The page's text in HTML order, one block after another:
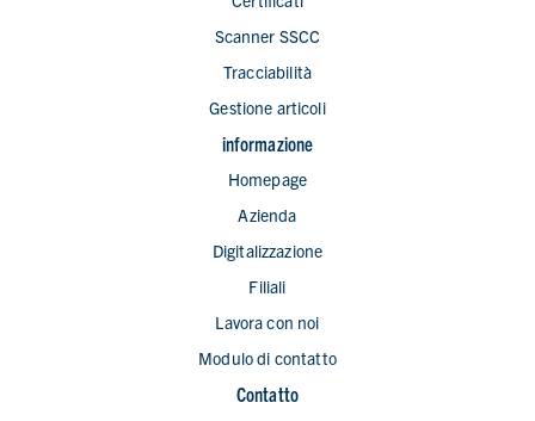
Scanner SSCC
Tracciabilità
Gestione articoli
informazione
Homepage
Azienda
Digitalizzazione
Filiali
Lavora con noi
Modulo di contatto
Contatto